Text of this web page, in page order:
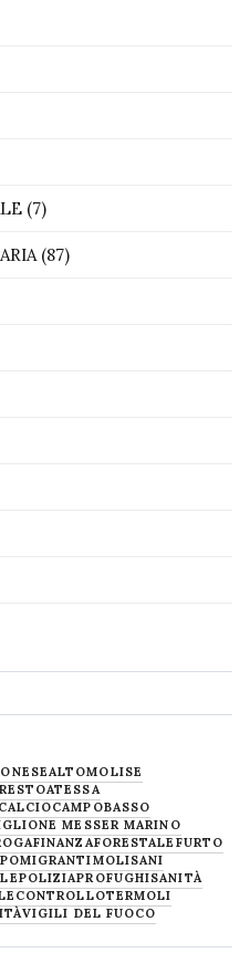
(7)
(87)
ALTOMOLISE
ATESSA
CALCIOCAMPOBASSO
MESSER MARINO
FINANZAFORESTALE FURTO
MIGRANTIMOLISANI
POLIZIAPROFUGHISANITÀ
TERMOLI
VIGILI DEL FUOCO